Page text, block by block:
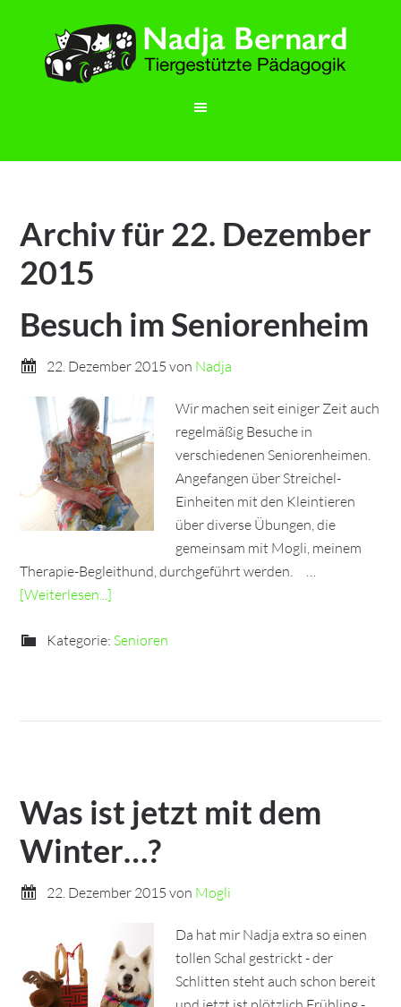
Archiv für 22. Dezember
2015
Besuch im Seniorenheim
22. Dezember 2015 von Nadja
Wir machen seit einiger Zeit auch
regelmäßig Besuche in
verschiedenen Seniorenheimen.
Angefangen über Streichel-
Einheiten mit den Kleintieren
über diverse Übungen, die
gemeinsam mit Mogli, meinem
Therapie-Begleithund, durchgeführt werden. …
[Weiterlesen...]
Kategorie:Senioren
Was ist jetzt mit dem
Winter…?
22. Dezember 2015 von Mogli
Da hat mir Nadja extra so einen
tollen Schal gestrickt - der
Schlitten steht auch schon bereit